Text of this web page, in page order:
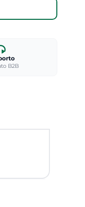
B2B